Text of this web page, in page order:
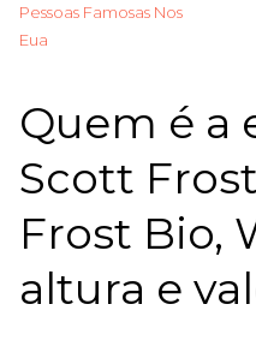
Pessoas Famosas Nos
Eua
Quem é a
Scott
Frost Bio,
altura e